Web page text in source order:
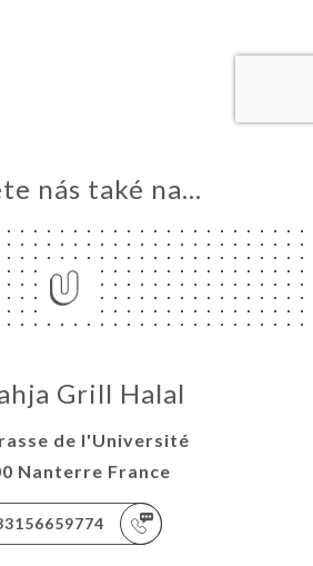
nás také na...
Grill Halal
de l'Université
Nanterre France